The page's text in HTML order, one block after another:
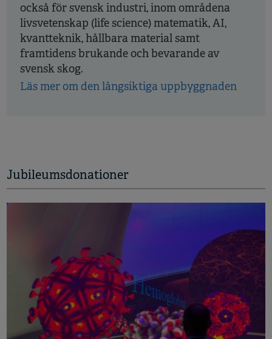
också för svensk industri, inom områdena
livsvetenskap (life science) matematik, AI,
kvantteknik, hållbara material samt
framtidens brukande och bevarande av
svensk skog.
Läs mer om den långsiktiga uppbyggnaden
Jubileumsdonationer